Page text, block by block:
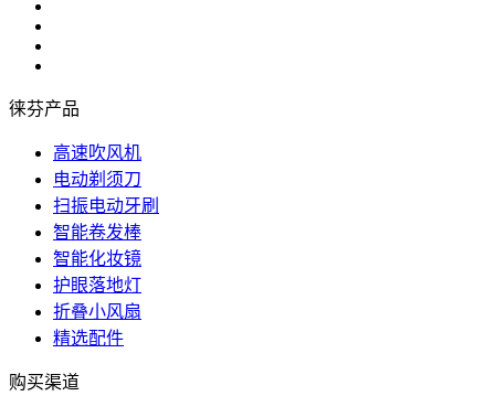
徕芬产品
高速吹风机
电动剃须刀
扫振电动牙刷
智能卷发棒
智能化妆镜
护眼落地灯
折叠小风扇
精选配件
购买渠道